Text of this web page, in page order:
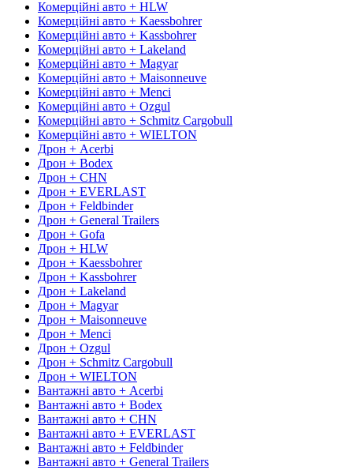
Комерційні авто + HLW
Комерційні авто + Kaessbohrer
Комерційні авто + Kassbohrer
Комерційні авто + Lakeland
Комерційні авто + Magyar
Комерційні авто + Maisonneuve
Комерційні авто + Menci
Комерційні авто + Ozgul
Комерційні авто + Schmitz Cargobull
Комерційні авто + WIELTON
Дрон + Acerbi
Дрон + Bodex
Дрон + CHN
Дрон + EVERLAST
Дрон + Feldbinder
Дрон + General Trailers
Дрон + Gofa
Дрон + HLW
Дрон + Kaessbohrer
Дрон + Kassbohrer
Дрон + Lakeland
Дрон + Magyar
Дрон + Maisonneuve
Дрон + Menci
Дрон + Ozgul
Дрон + Schmitz Cargobull
Дрон + WIELTON
Вантажні авто + Acerbi
Вантажні авто + Bodex
Вантажні авто + CHN
Вантажні авто + EVERLAST
Вантажні авто + Feldbinder
Вантажні авто + General Trailers